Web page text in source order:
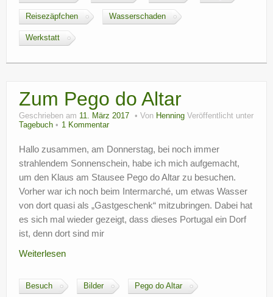
Reisezäpfchen Wasserschaden
Werkstatt
Zum Pego do Altar
Geschrieben am 11. März 2017 Von Henning Veröffentlicht unter
Tagebuch
1 Kommentar
Hallo zusammen, am Donnerstag, bei noch immer
strahlendem Sonnenschein, habe ich mich aufgemacht,
um den Klaus am Stausee Pego do Altar zu besuchen.
Vorher war ich noch beim Intermarché, um etwas Wasser
von dort quasi als „Gastgeschenk“ mitzubringen. Dabei hat
es sich mal wieder gezeigt, dass dieses Portugal ein Dorf
ist, denn dort sind mir
Weiterlesen
Besuch Bilder Pego do Altar